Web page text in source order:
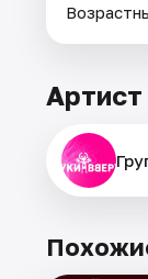
Артист